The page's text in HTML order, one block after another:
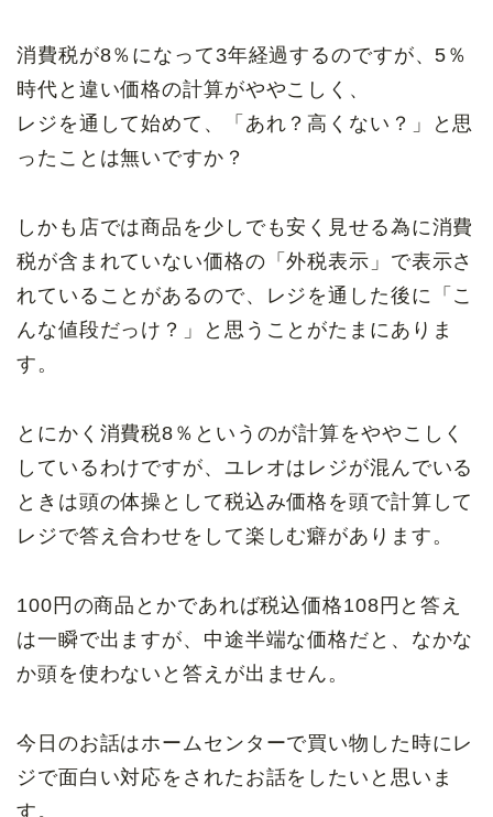
消費税が8％になって3年経過するのですが、5％
時代と違い価格の計算がややこしく、
レジを通して始めて、「あれ？高くない？」と思
ったことは無いですか？
しかも店では商品を少しでも安く見せる為に消費
税が含まれていない価格の「外税表示」で表示さ
れていることがあるので、レジを通した後に「こ
んな値段だっけ？」と思うことがたまにありま
す。
とにかく消費税8％というのが計算をややこしく
しているわけですが、ユレオはレジが混んでいる
ときは頭の体操として税込み価格を頭で計算して
レジで答え合わせをして楽しむ癖があります。
100円の商品とかであれば税込価格108円と答え
は一瞬で出ますが、中途半端な価格だと、なかな
か頭を使わないと答えが出ません。
今日のお話はホームセンターで買い物した時にレ
ジで面白い対応をされたお話をしたいと思いま
す。